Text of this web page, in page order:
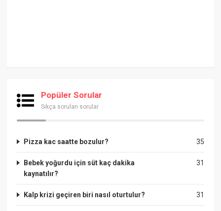
Popüler Sorular
Sıkça sorulan sorular
35
Pizza kac saatte bozulur?
31
Bebek yoğurdu için süt kaç dakika
kaynatılır?
31
Kalp krizi geçiren biri nasıl oturtulur?